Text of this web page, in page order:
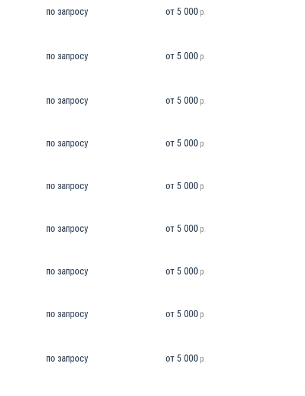
по запросу от 5 000 р.
по запросу от 5 000 р.
по запросу от 5 000 р.
по запросу от 5 000 р.
по запросу от 5 000 р.
по запросу от 5 000 р.
по запросу от 5 000 р.
по запросу от 5 000 р.
по запросу от 5 000 р.